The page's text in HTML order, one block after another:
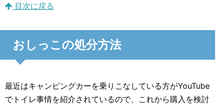
目次に戻る
おしっこの処分方法
最近はキャンピングカーを乗りこなしている方がYouTube
でトイレ事情を紹介されているので、これから購入を検討